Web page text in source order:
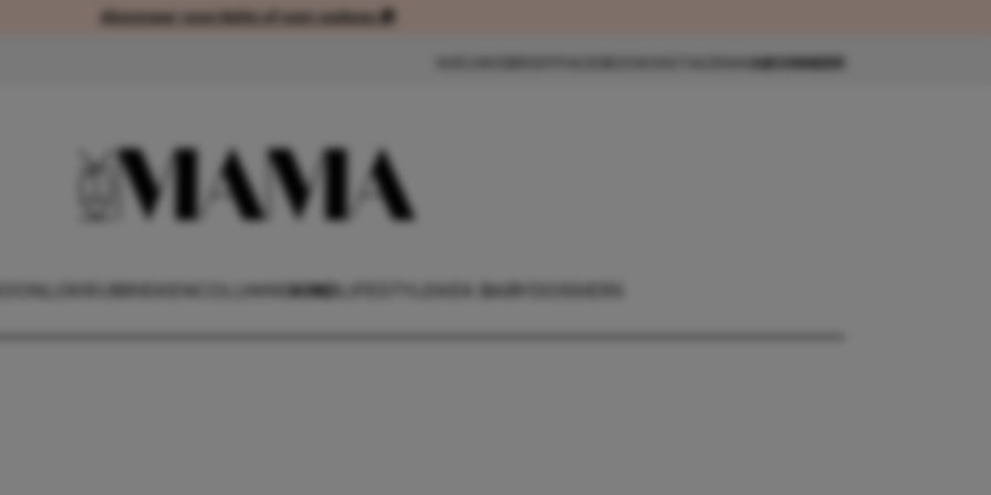
Abonneer voordelig of met cadeau 🎁Abonneer voordelig of met cadeau 🎁
ABONNEER
KIND